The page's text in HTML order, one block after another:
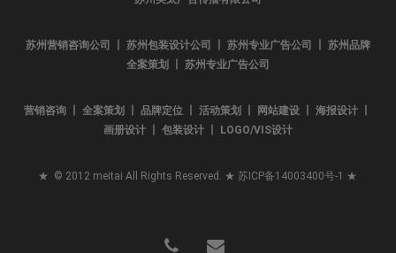
苏州营销咨询公司 丨 苏州包装设计公司 丨 苏州专业广告公司 丨 苏州品牌
全案策划 丨 苏州专业广告公司
营销咨询 丨 全案策划 丨 品牌定位 丨 活动策划 丨 网站建设 丨 海报设计 丨
画册设计 丨 包装设计 丨 LOGO/VIS设计
★ © 2012 meitai All Rights Reserved. ★苏ICP备14003400号-1 ★
phone email